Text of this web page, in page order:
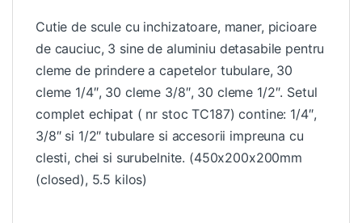
Cutie de scule cu inchizatoare, maner, picioare
de cauciuc, 3 sine de aluminiu detasabile pentru
cleme de prindere a capetelor tubulare, 30
cleme 1/4″, 30 cleme 3/8″, 30 cleme 1/2″. Setul
complet echipat ( nr stoc TC187) contine: 1/4″,
3/8″ si 1/2″ tubulare si accesorii impreuna cu
clesti, chei si surubelnite. (450x200x200mm
(closed), 5.5 kilos)